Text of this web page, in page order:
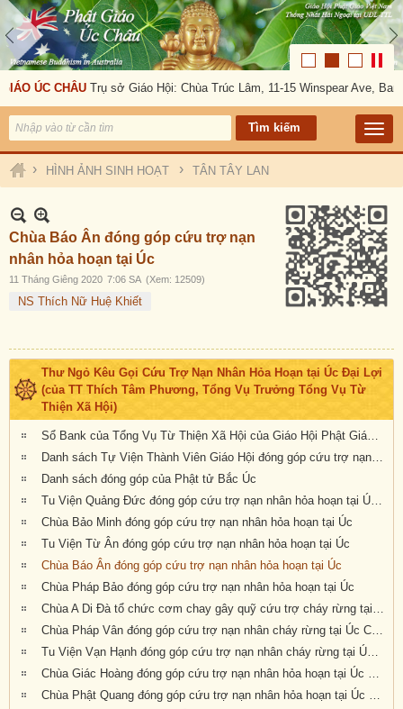
ÚC CHÂU Trụ sở Giáo Hội: Chùa Trúc Lâm, 11-15 Winspear Ave,
› HÌNH ẢNH SINH HOẠT › TÂN TÂY LAN
Chùa Báo Ân đóng góp cứu trợ nạn
nhân hỏa hoạn tại Úc
11 Tháng Giêng 2020 7:06 SA (Xem: 12509)
NS Thích Nữ Huệ Khiết
Thư Ngỏ Kêu Gọi Cứu Trợ Nạn Nhân Hỏa Hoạn tại Úc Đại Lợi
(của TT Thích Tâm Phương, Tổng Vụ Trưởng Tổng Vụ Từ
Thiện Xã Hội)
Sổ Bank của Tổng Vụ Từ Thiện Xã Hội của Giáo Hội Phật Giáo Việt Nam Thống Nhất Hải Ngoại tại Úc Đại Lợi- Tân Tây Lan
Danh sách Tự Viện Thành Viên Giáo Hội đóng góp cứu trợ nạn nhân hỏa hoạn tại Úc
Danh sách đóng góp của Phật tử Bắc Úc
Tu Viện Quảng Đức đóng góp cứu trợ nạn nhân hỏa hoạn tại Úc Châu
Chùa Bảo Minh đóng góp cứu trợ nạn nhân hỏa hoạn tại Úc
Tu Viện Từ Ân đóng góp cứu trợ nạn nhân hỏa hoạn tại Úc
Chùa Báo Ân đóng góp cứu trợ nạn nhân hỏa hoạn tại Úc
Chùa Pháp Bảo đóng góp cứu trợ nạn nhân hỏa hoạn tại Úc
Chùa A Di Đà tổ chức cơm chay gây quỹ cứu trợ cháy rừng tại Úc châu (19.01.2020) 19/1/2020
Chùa Pháp Vân đóng góp cứu trợ nạn nhân cháy rừng tại Úc Châu
Tu Viện Vạn Hạnh đóng góp cứu trợ nạn nhân cháy rừng tại Úc Châu
Chùa Giác Hoàng đóng góp cứu trợ nạn nhân hỏa hoạn tại Úc Châu
Chùa Phật Quang đóng góp cứu trợ nạn nhân hỏa hoạn tại Úc Châu